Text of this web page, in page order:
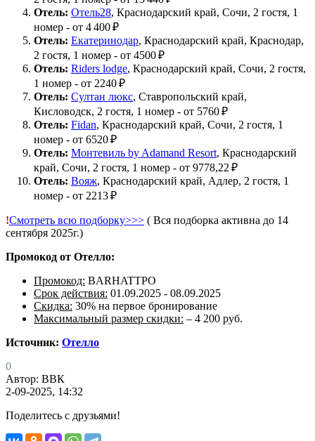
Отель: Отель28, Краснодарский край, Сочи, 2 гостя, 1
номер - от 4 400 ₽
Отель: Екатеринодар, Краснодарский край, Краснодар,
2 гостя, ​1 номер - от 4500 ₽
Отель: Riders lodge, Краснодарский край, Сочи, 2 гостя, ​
1 номер - от 2240 ₽
Отель: Султан люкс, Ставропольский край,
Кисловодск, 2 гостя, ​1 номер - от 5760 ₽
Отель: Fidan, Краснодарский край, Сочи, 2 гостя​, 1
номер - от 6520 ₽
Отель: Монтевиль by Adamand Resort, Краснодарский
край, Сочи, 2 гостя​, 1 номер - от 9778,22 ₽
Отель: Вояж, Краснодарский край, Адлер, 2 гостя, ​1
номер - от 2213 ₽
!Смотреть всю подборку>>> ( Вся подборка активна до 14
сентября 2025г.)
Промокод от Отелло:
Промокод: BARHATTPO
Срок действия: 01.09.2025 - 08.09.2025
Скидка: 30% на первое бронирование
Максимальный размер скидки: – 4 200 руб.
Источник: Отелло
0
Автор: ВВК
2-09-2025, 14:32
Поделитесь с друзьями!